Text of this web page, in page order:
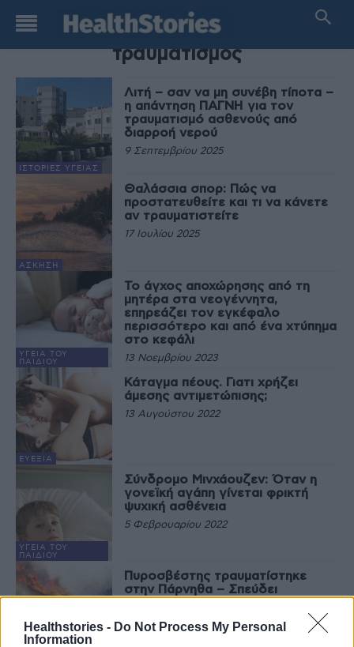
Healthstories - Do Not Process My Personal
Information
TAG
τραυματισμός
ΙΣΤΟΡΊΕΣ ΥΓΕΊΑΣ
Λιτή – σαν να μη συνέβη τίποτα –
η απάντηση ΠΑΓΝΗ για τον
τραυματισμό ασθενούς από
διαρροή νερού
9 Σεπτεμβρίου 2025
ΆΣΚΗΣΗ
Θαλάσσια σπορ: Πώς να
προστατευθείτε και τι να κάνετε
αν τραυματιστείτε
17 Ιουλίου 2025
ΥΓΕΊΑ ΤΟΥ
ΠΑΙΔΙΟΎ
Το άγχος αποχώρησης από τη
μητέρα στα νεογέννητα,
επηρεάζει τον εγκέφαλο
περισσότερο και από ένα χτύπημα
στο κεφάλι
13 Νοεμβρίου 2023
ΕΥΕΞΊΑ
Κάταγμα πέους. Γιατι χρήζει
άμεσης αντιμετώπισης;
13 Αυγούστου 2022
ΥΓΕΊΑ ΤΟΥ
ΠΑΙΔΙΟΎ
Σύνδρομο Μινχάουζεν: Όταν η
γονεϊκή αγάπη γίνεται φρικτή
ψυχική ασθένεια
5 Φεβρουαρίου 2022
Πυροσβέστης τραυματίστηκε
στην Πάρνηθα – Σπεύδει
8 Αυγούστου 2021